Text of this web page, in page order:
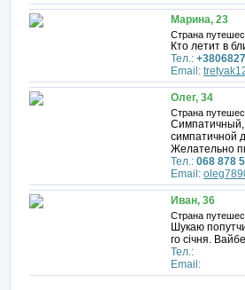
Марина, 23
Страна
Кто летит в
Тел.:
Email:
Олег, 34
Страна
Симпатичный,
симпатичной
Желательно
Тел.: 068 878
Email:
Иван, 36
Страна
Шукаю
го січня.
Тел.:
Email: